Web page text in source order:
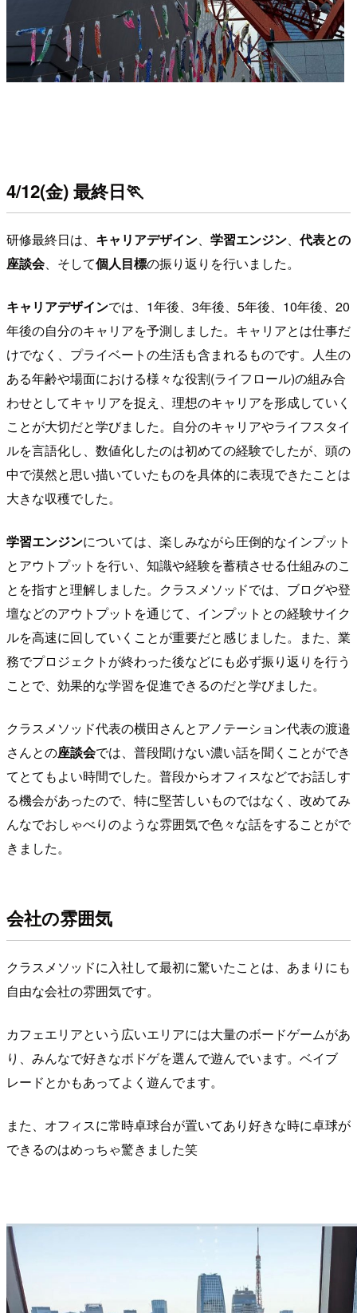
4/12(金) 最終日🏃
研修最終日は、 キャリアデザイン、 学習エンジン、代表との
座談会、そして個人目標の振り返りを行いました。
キャリアデザインでは、1年後、3年後、5年後、10年後、20
年後の自分のキャリアを予測しました。キャリアとは仕事だ
けでなく、プライベートの生活も含まれるものです。人生の
ある年齢や場面における様々な役割(ライフロール)の組み合
わせとしてキャリアを捉え、理想のキャリアを形成していく
ことが大切だと学びました。自分のキャリアやライフスタイ
ルを言語化し、数値化したのは初めての経験でしたが、頭の
中で漠然と思い描いていたものを具体的に表現できたことは
大きな収穫でした。
学習エンジンについては、楽しみながら圧倒的なインプット
とアウトプットを行い、知識や経験を蓄積させる仕組みのこ
とを指すと理解しました。クラスメソッドでは、ブログや登
壇などのアウトプットを通じて、インプットとの経験サイク
ルを高速に回していくことが重要だと感じました。また、業
務でプロジェクトが終わった後などにも必ず振り返りを行う
ことで、効果的な学習を促進できるのだと学びました。
クラスメソッド代表の横田さんとアノテーション代表の渡邉
さんとの座談会では、普段聞けない濃い話を聞くことができ
てとてもよい時間でした。普段からオフィスなどでお話しす
る機会があったので、特に堅苦しいものではなく、改めてみ
んなでおしゃべりのような雰囲気で色々な話をすることがで
きました。
会社の雰囲気
クラスメソッドに入社して最初に驚いたことは、あまりにも
自由な会社の雰囲気です。
カフェエリアという広いエリアには大量のボードゲームがあ
り、みんなで好きなボドゲを選んで遊んでいます。ベイブ
レードとかもあってよく遊んでます。
また、オフィスに常時卓球台が置いてあり好きな時に卓球が
できるのはめっちゃ驚きました笑